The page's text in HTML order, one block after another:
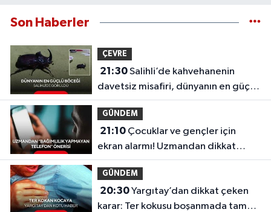
Son Haberler
ÇEVRE
21:30Salihli’de kahvehanenin
davetsiz misafiri, dünyanın en güçlü
böceği oldu
GÜNDEM
21:10Çocuklar ve gençler için
ekran alarmı! Uzmandan dikkat
çeken telefon önerisi
GÜNDEM
20:30Yargıtay’dan dikkat çeken
karar: Ter kokusu boşanmada tam